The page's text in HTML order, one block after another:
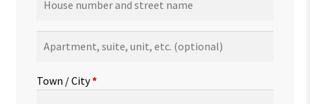
suite,
etc.(optional)
Town / City*